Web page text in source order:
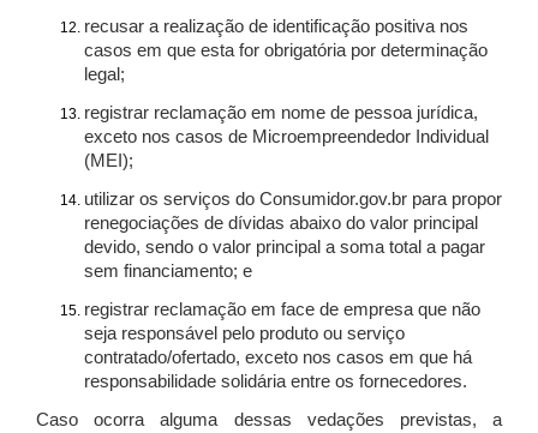
recusar a realização de identificação positiva nos
casos em que esta for obrigatória por determinação
legal;
registrar reclamação em nome de pessoa jurídica,
exceto nos casos de Microempreendedor Individual
(MEI);
utilizar os serviços do Consumidor.gov.br para propor
renegociações de dívidas abaixo do valor principal
devido, sendo o valor principal a soma total a pagar
sem financiamento; e
registrar reclamação em face de empresa que não
seja responsável pelo produto ou serviço
contratado/ofertado, exceto nos casos em que há
responsabilidade solidária entre os fornecedores.
Caso ocorra alguma dessas vedações previstas, a